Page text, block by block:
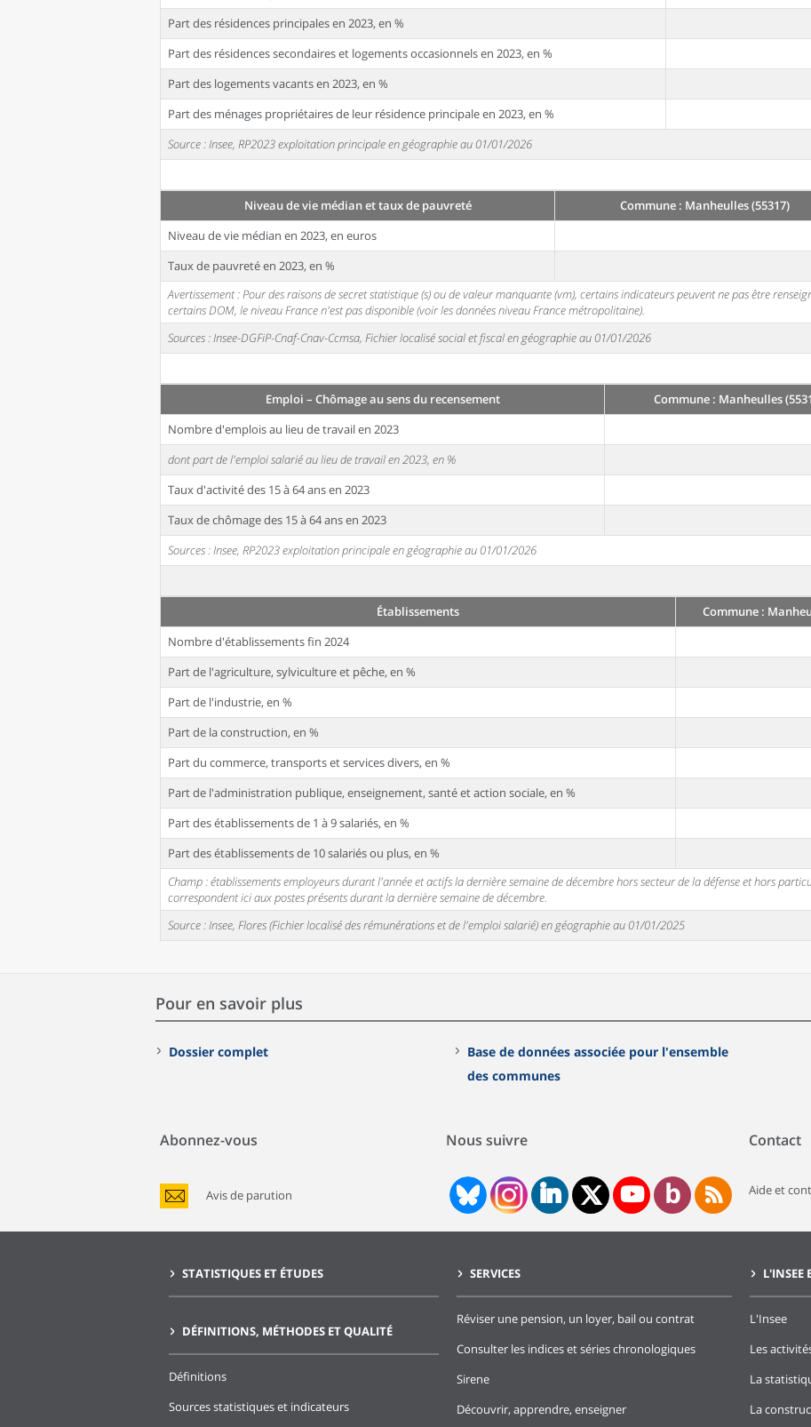
Part des résidences principales en 2023, en %
Part des résidences secondaires et logements occasionnels en 2023, en %
Part des logements vacants en 2023, en %
Part des ménages propriétaires de leur résidence principale en 2023, en %
Source : Insee, RP2023 exploitation principale en géographie au 01/01/2026
Niveau de vie médian et taux de pauvreté Commune : Manheulles (55317)
Niveau de vie médian en 2023, en euros
Taux de pauvreté en 2023, en %
Avertissement : Pour des raisons de secret statistique (s) ou de valeur manquante (vm), certains indicateurs peuvent ne pas être
certains DOM, le niveau France n'est pas disponible (voir les données niveau France métropolitaine).
Sources : Insee-DGFiP-Cnaf-Cnav-Ccmsa, Fichier localisé social et fiscal en géographie au 01/01/2026
Emploi – Chômage au sens du recensement Commune : Manheulles
Nombre d'emplois au lieu de travail en 2023
dont part de l'emploi salarié au lieu de travail en 2023, en %
Taux d'activité des 15 à 64 ans en 2023
Taux de chômage des 15 à 64 ans en 2023
Sources : Insee, RP2023 exploitation principale en géographie au 01/01/2026
Établissements Commune :
Nombre d'établissements fin 2024
Part de l'agriculture, sylviculture et pêche, en %
Part de l'industrie, en %
Part de la construction, en %
Part du commerce, transports et services divers, en %
Part de l'administration publique, enseignement, santé et action sociale, en %
Part des établissements de 1 à 9 salariés, en %
Part des établissements de 10 salariés ou plus, en %
Champ : établissements employeurs durant l'année et actifs la dernière semaine de décembre hors secteur de la défense et hors
correspondent ici aux postes présents durant la dernière semaine de décembre.
Source : Insee, Flores (Fichier localisé des rémunérations et de l'emploi salarié) en géographie au 01/01/2025
Pour en savoir plus
Dossier complet
Base de données associée pour l'ensemble
des communes
Abonnez-vous
Avis de parution
Nous suivre Contact
Aide et
STATISTIQUES ET ÉTUDES
DÉFINITIONS, MÉTHODES ET QUALITÉ
Définitions
Sources statistiques et indicateurs
SERVICES
Réviser une pension, un loyer, bail ou contrat
Consulter les indices et séries chronologiques
Sirene
Découvrir, apprendre, enseigner
L'INSEE
L'Insee
Les
La
La